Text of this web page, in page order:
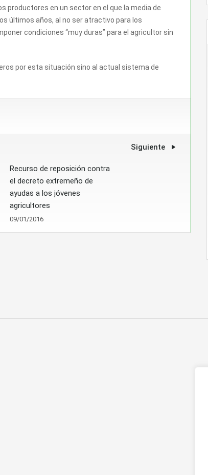
productores en un sector en el que la media de
últimos años, al no ser atractivo para los
condiciones “muy duras” para el agricultor sin
por esta situación sino al actual sistema de
Siguiente
Recurso de reposición contra
el decreto extremeño de
ayudas a los jóvenes
agricultores
09/01/2016